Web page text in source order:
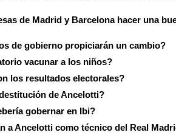
de Madrid y Barcelona hacer una
de gobierno propiciarán un cambio?
vacunar a los niños?
los resultados electorales?
de Ancelotti?
gobernar en Ibi?
a Ancelotti como técnico del Real